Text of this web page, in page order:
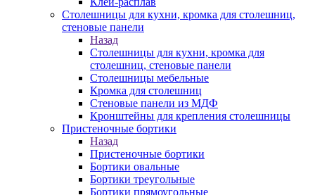
Столешницы для кухни, кромка для столешниц,
стеновые панели
Назад
Столешницы для кухни, кромка для
столешниц, стеновые панели
Столешницы мебельные
Кромка для столешниц
Стеновые панели из МДФ
Кронштейны для крепления столешницы
Пристеночные бортики
Назад
Пристеночные бортики
Бортики овальные
Бортики треугольные
Бортики прямоугольные